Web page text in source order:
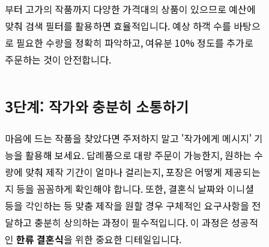
부터 고가의 작품까지 다양한 가격대의 상품이 있으므로 예산에
맞춰 검색 필터를 활용하면 효율적입니다. 예상 하객 수를 바탕으
로 필요한 수량을 정확히 파악하고, 여유분 10% 정도를 추가로
주문하는 것이 안전합니다.
3단계: 작가와 충분히 소통하기
마음에 드는 작품을 찾았다면 주저하지 말고 '작가에게 메시지' 기
능을 활용해 보세요. 답례품으로 대량 주문이 가능한지, 원하는 수
량에 맞춰 제작 기간이 얼마나 걸리는지, 포장은 어떻게 제공되는
지 등을 꼼꼼하게 확인해야 합니다. 또한, 결혼식 날짜와 이니셜
등을 각인하는 등 맞춤 제작을 원할 경우 구체적인 요구사항을 전
달하고 충분히 상의하는 과정이 필수적입니다. 이 과정은 성공적
인 한류 결혼식을 위한 중요한 디테일입니다.